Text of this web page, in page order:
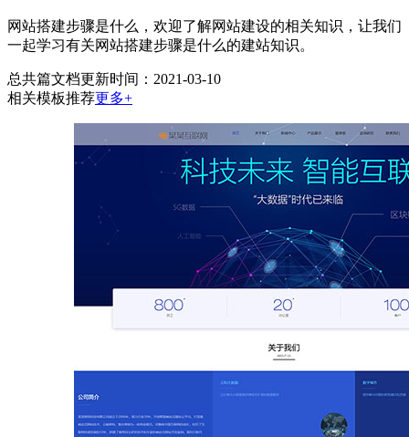
网站搭建步骤是什么，欢迎了解网站建设的相关知识，让我们
一起学习有关网站搭建步骤是什么的建站知识。
总共篇文档更新时间：2021-03-10
相关模板推荐更多+